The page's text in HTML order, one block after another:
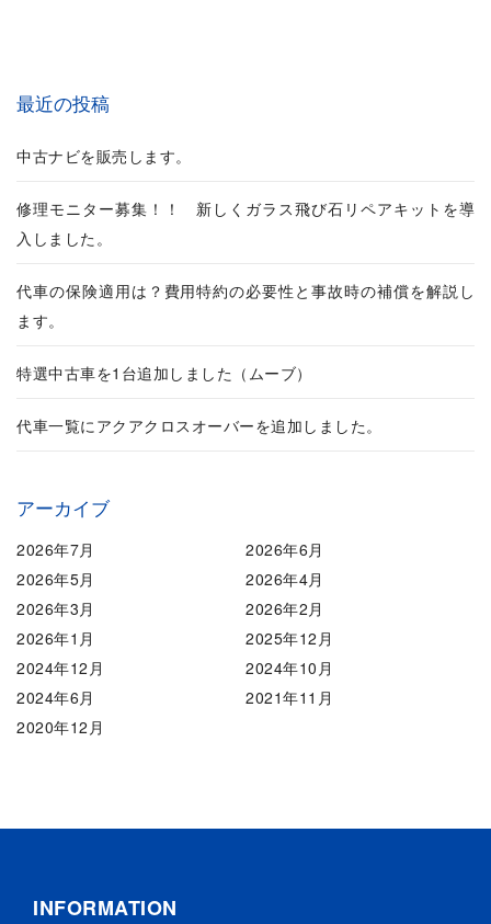
最近の投稿
中古ナビを販売します。
修理モニター募集！！ 新しくガラス飛び石リペアキットを導
入しました。
代車の保険適用は？費用特約の必要性と事故時の補償を解説し
ます。
特選中古車を1台追加しました（ムーブ）
代車一覧にアクアクロスオーバーを追加しました。
アーカイブ
2026年7月
2026年6月
2026年5月
2026年4月
2026年3月
2026年2月
2026年1月
2025年12月
2024年12月
2024年10月
2024年6月
2021年11月
2020年12月
INFORMATION